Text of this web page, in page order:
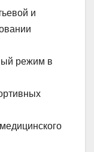
и
режим в